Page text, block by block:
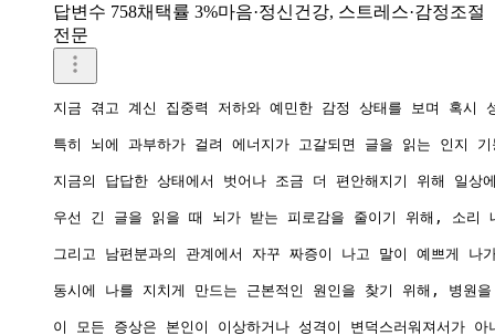
답변수 758채택률 3%마음·정신건강, 스트레스·감정조절
전문
지금 겪고 계신 집중력 저하와 예민한 감정 상태를 보며 혹시
특히 뇌에 과부하가 걸려 에너지가 고갈되면 글을 읽는 인지
지금의 답답한 상태에서 벗어나 조금 더 편안해지기 위해 일
우선 긴 글을 읽을 때 뇌가 받는 피로감을 줄이기 위해, 소리
그리고 남편분과의 관계에서 자꾸 짜증이 나고 말이 예쁘게
동시에 나를 지치게 만드는 근본적인 원인을 찾기 위해, 병원
이 모든 증상은 본인이 이상하거나 성격이 변덕스러워져서가